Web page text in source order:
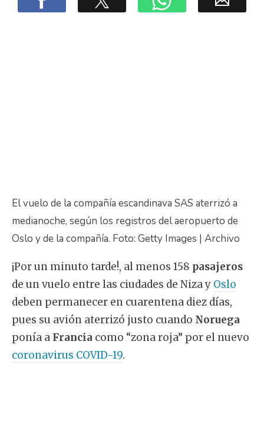
El vuelo de la compañía escandinava SAS aterrizó a
medianoche, según los registros del aeropuerto de
Oslo y de la compañía. Foto: Getty Images | Archivo
¡Por un minuto tarde!, al menos 158 pasajeros
de un vuelo entre las ciudades de Niza y Oslo
deben permanecer en cuarentena diez días,
pues su avión aterrizó justo cuando Noruega
ponía a Francia como “zona roja” por el nuevo
coronavirus COVID-19.